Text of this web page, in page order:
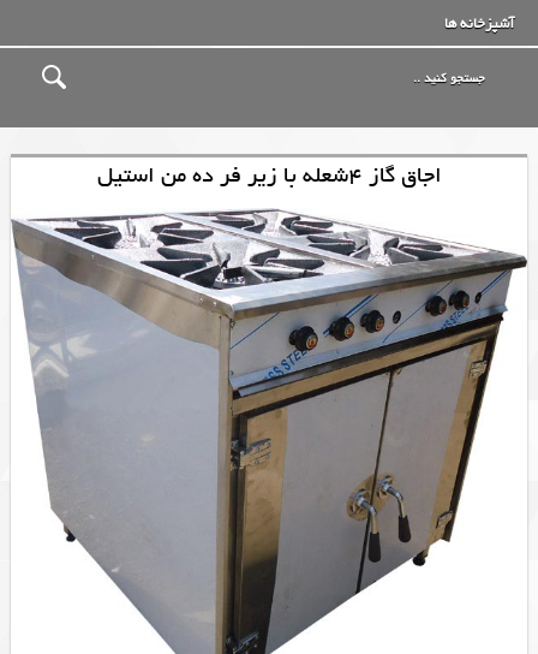
آشپزخانه ها
اجاق گاز 4شعله با زیر فر ده من استیل